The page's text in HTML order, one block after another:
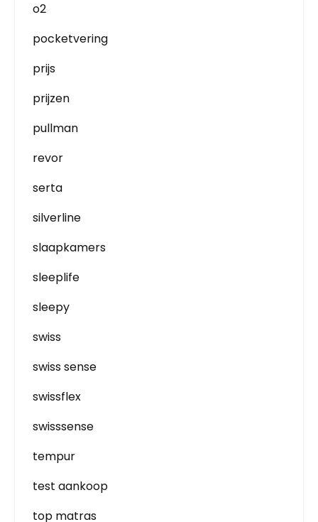
o2
pocketvering
prijs
prijzen
pullman
revor
serta
silverline
slaapkamers
sleeplife
sleepy
swiss
swiss sense
swissflex
swisssense
tempur
test aankoop
top matras